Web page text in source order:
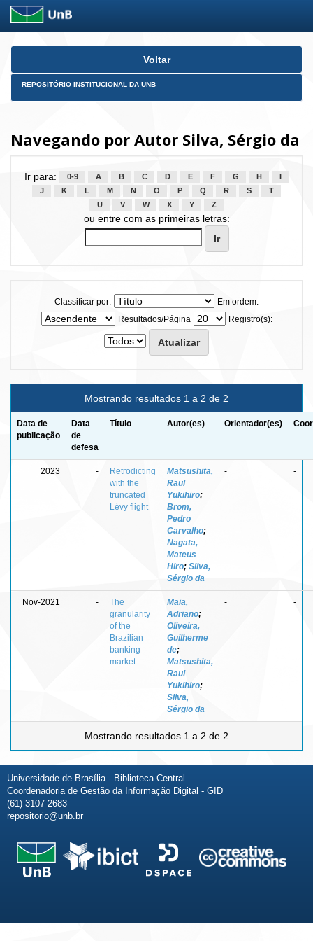
Skip
Voltar
REPOSITÓRIO INSTITUCIONAL DA UNB
Navegando por Autor Silva, Sérgio da
Ir para: 0-9 A B C D E F G H
J
K L M N O P Q R S
T
U
V W X Y Z
ou entre com as primeiras letras:
Classificar por:
Em ordem:
Resultados/Página
Registro(s):
Mostrando resultados 1 a 2 de 2
Data de
publicação
Data
de
defesa
Título Autor(es) Orientador(es)
2023 -
Retrodicting
with the
truncated
Lévy flight
Matsushita,
Raul
Yukihiro;
Brom,
Pedro
Carvalho;
Nagata,
Mateus
Hiro; Silva,
Sérgio da
- -
Nov-2021 -
The
granularity
of the
Brazilian
banking
market
Maia,
Adriano;
Oliveira,
Guilherme
de;
Matsushita,
Raul
Yukihiro;
Silva,
Sérgio da
- -
Mostrando resultados 1 a 2 de 2
Universidade de Brasília - Biblioteca Central
Coordenadoria de Gestão da Informação Digital - GID
(61) 3107-2683
repositorio@unb.br